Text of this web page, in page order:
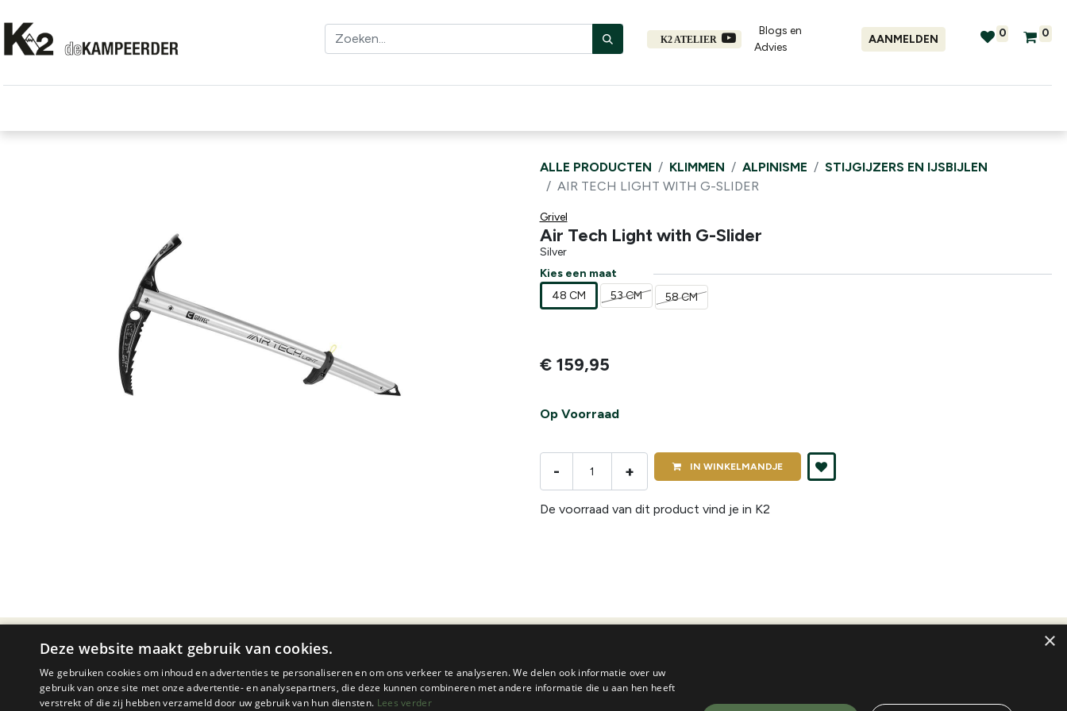
K2 ATELIER
Blogs en
Advies​
AANMELDEN 0 0
ALLE PRODUCTEN KLIMMEN ALPINISME
STIJGIJZERS EN IJSBIJLEN
AIR TECH LIGHT WITH G-SLIDER
Grivel
Air Tech Light with G-Slider
Silver
Kies een maat
48 CM
53 CM 58 CM
€ 159,95
Op Voorraad
- + IN WINKELMANDJE
De voorraad van dit product vind je in K2
PRODUCTOMSCHRIJVING
×
Deze website maakt gebruik van cookies.
We gebruiken cookies om inhoud en advertenties te personaliseren en om ons verkeer te analyseren. We delen ook informatie over uw
gebruik van onze site met onze advertentie- en analysepartners, die deze kunnen combineren met andere informatie die u aan hen heeft
verstrekt of die zij hebben verzameld door uw gebruik van hun diensten. Lees verder